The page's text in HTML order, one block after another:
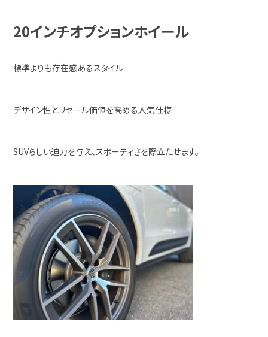
20インチオプションホイール
標準よりも存在感あるスタイル
デザイン性とリセール価値を高める人気仕様
SUVらしい迫力を与え、スポーティさを際立たせます。